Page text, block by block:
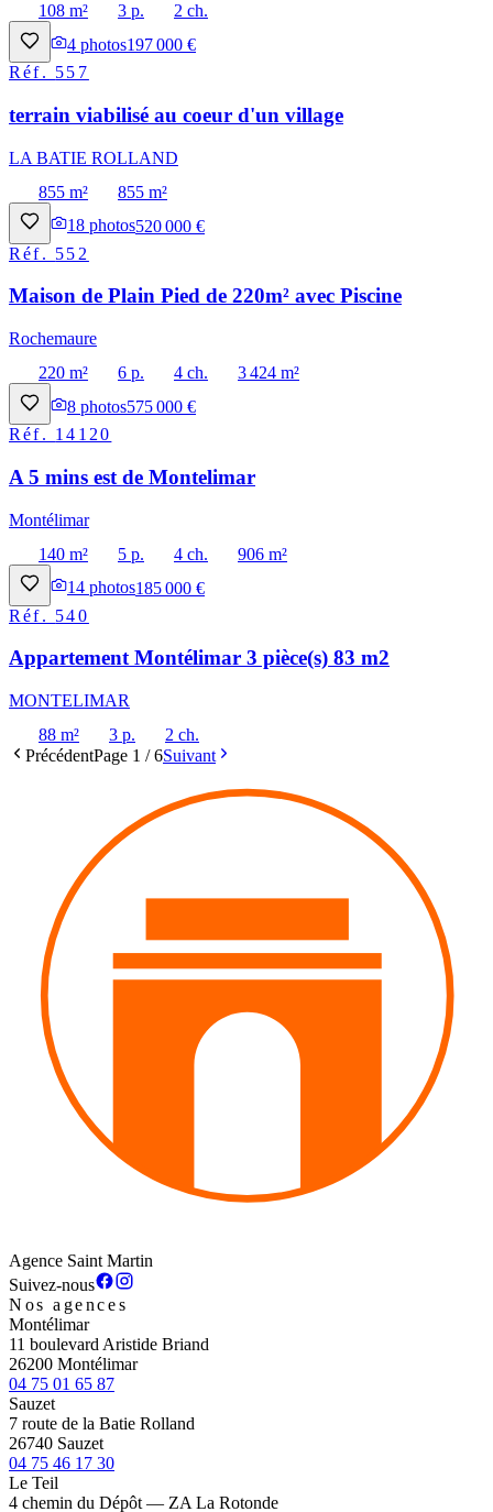
108 m²
3 p.
2 ch.
4 photos197 000 €
Réf. 557
terrain viabilisé au coeur d'un village
LA BATIE ROLLAND
855 m²
855 m²
18 photos520 000 €
Réf. 552
Maison de Plain Pied de 220m² avec Piscine
Rochemaure
220 m²
6 p. 4 ch.
3 424 m²
8 photos575 000 €
Réf. 14120
A 5 mins est de Montelimar
Montélimar
140 m²
5 p. 4 ch.
906 m²
14 photos185 000 €
Réf. 540
Appartement Montélimar 3 pièce(s) 83 m2
MONTELIMAR
88 m²
3 p.
2 ch.
PrécédentPage 1 /6Suivant
Agence Saint Martin
Suivez-nous
Nos agences
Montélimar
11 boulevard Aristide Briand
26200 Montélimar
04 75 01 65 87
Sauzet
7 route de la Batie Rolland
26740 Sauzet
04 75 46 17 30
Le Teil
4 chemin du Dépôt — ZA La Rotonde